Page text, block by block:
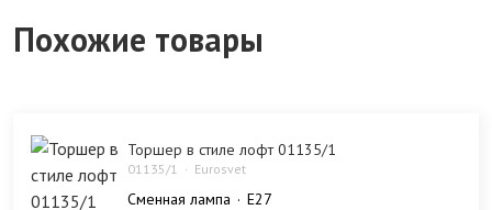
Похожие товары
Торшер в стиле лофт 01135/1
01135/1 Eurosvet
Сменная лампа E27